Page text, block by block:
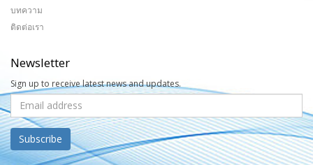
บทความ
ติดต่อเรา
Newsletter
Sign up to receive latest news and updates.